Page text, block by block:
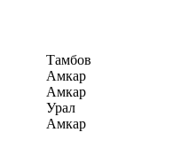
Тамбов
Амкар
Амкар
Урал
Амкар